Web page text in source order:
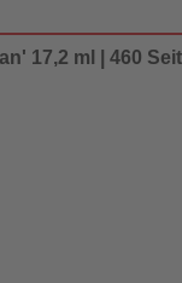
17,2 ml | 460